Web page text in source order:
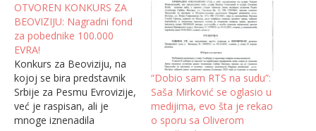
OTVOREN KONKURS ZA
BEOVIZIJU: Nagradni fond
za pobednike 100.000
EVRA!
Konkurs za Beoviziju, na
kojoj se bira predstavnik
Srbije za Pesmu Evrovizije,
već je raspisan, ali je
mnoge iznenadila
“Dobio sam RTS na sudu”:
Saša Mirković se oglasio u
medijima, evo šta je rekao
o sporu sa Oliverom